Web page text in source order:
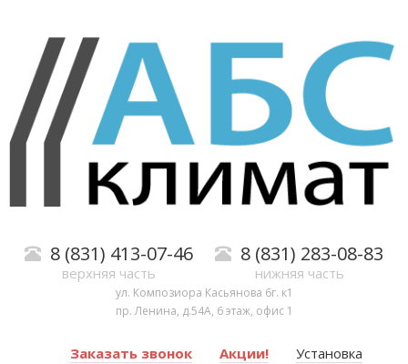
8 (831) 413-07-46
верхняя часть
8 (831) 283-08-83
нижняя часть
ул. Композиора Касьянова 6г. к1
пр. Ленина, д.54А, 6 этаж, офис 1
Заказать звонок Акции!
Установка